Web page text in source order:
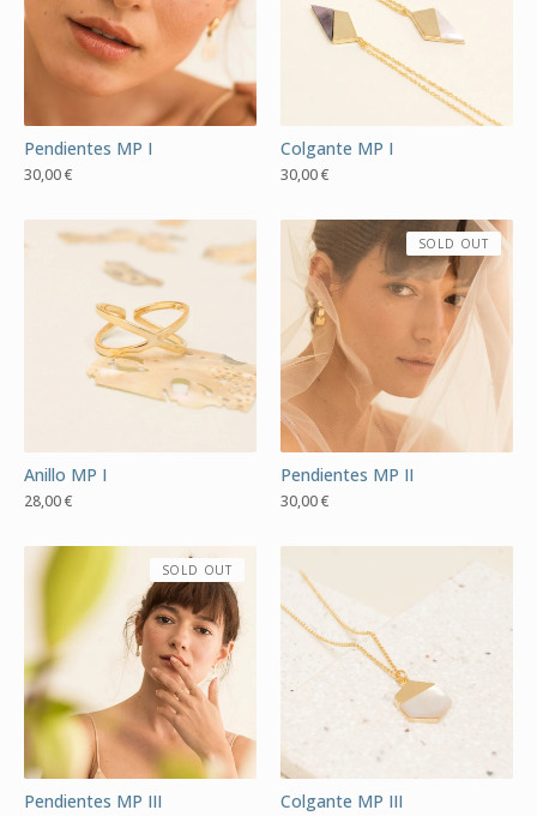
Pendientes MP I
30,00€
Colgante MP I
30,00€
Anillo MP I
28,00€
Pendientes MP II
30,00€
SOLD OUT
Pendientes MP III
SOLD OUT
Colgante MP III